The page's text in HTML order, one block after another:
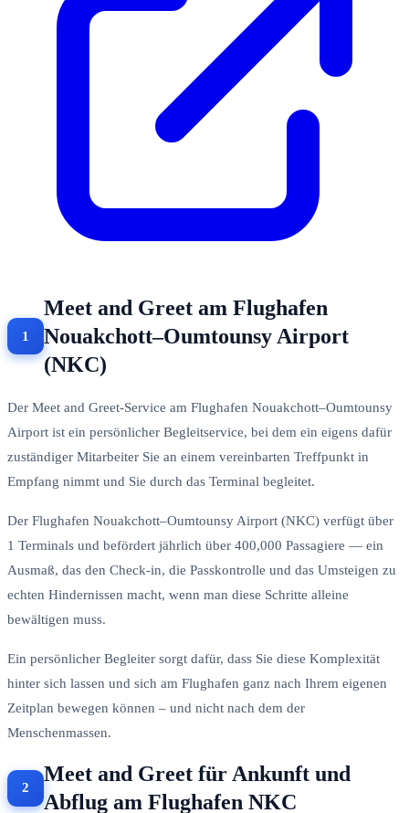
Meet and Greet am Flughafen
Nouakchott–Oumtounsy Airport
(NKC)
Der Meet and Greet-Service am Flughafen Nouakchott–Oumtounsy
Airport ist ein persönlicher Begleitservice, bei dem ein eigens dafür
zuständiger Mitarbeiter Sie an einem vereinbarten Treffpunkt in
Empfang nimmt und Sie durch das Terminal begleitet.
Der Flughafen Nouakchott–Oumtounsy Airport (NKC) verfügt über
1 Terminals und befördert jährlich über 400,000 Passagiere — ein
Ausmaß, das den Check-in, die Passkontrolle und das Umsteigen zu
echten Hindernissen macht, wenn man diese Schritte alleine
bewältigen muss.
Ein persönlicher Begleiter sorgt dafür, dass Sie diese Komplexität
hinter sich lassen und sich am Flughafen ganz nach Ihrem eigenen
Zeitplan bewegen können – und nicht nach dem der
Menschenmassen.
Meet and Greet für Ankunft und
Abflug am Flughafen NKC